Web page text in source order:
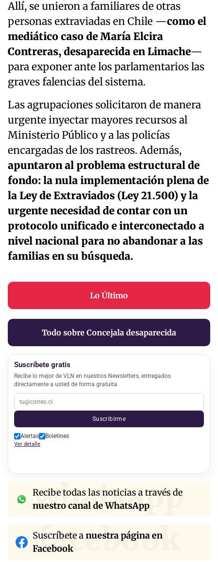
Allí, se unieron a familiares de otras
personas extraviadas en Chile —como el
mediático caso de María Elcira
Contreras, desaparecida en Limache—
para exponer ante los parlamentarios las
graves falencias del sistema.
Las agrupaciones solicitaron de manera
urgente inyectar mayores recursos al
Ministerio Público y a las policías
encargadas de los rastreos. Además,
apuntaron al problema estructural de
fondo: la nula implementación plena de
la Ley de Extraviados (Ley 21.500) y la
urgente necesidad de contar con un
protocolo unificado e interconectado a
nivel nacional para no abandonar a las
familias en su búsqueda.
Lo Último
Todo sobre Concejala desaparecida
Suscríbete gratis
Recibe lo mejor de VLN en nuestros Newsletters, entregados
directamente a usted de forma gratuita
Suscribirme
Alertas Boletines
Ver detalle
whatsapp
Recibe todas las noticias a través de
nuestro canal de WhatsApp
facebook
Suscríbete anuestra página en
Facebook